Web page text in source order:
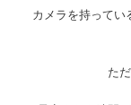
カメラを持ってい
た